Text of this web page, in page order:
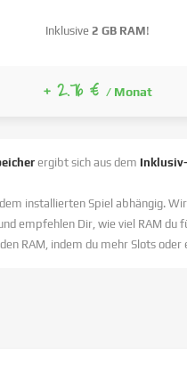
Inklusive 2 GB RAM!
+ 2.76 € / Monat
ergibt sich aus dem
installierten Spiel abhängig.
empfehlen Dir, wie viel RAM du
RAM, indem du mehr Slots oder